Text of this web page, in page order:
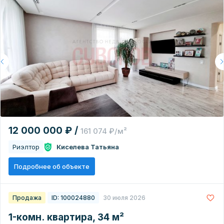
12 000 000 ₽ / 161 074 ₽/м²
Риэлтор Киселева Татьяна
Подробнее об объекте
Продажа ID: 100024880 30 июля 2026
1-комн. квартира, 34 м²